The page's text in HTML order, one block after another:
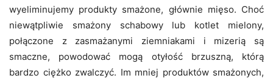
wyeliminujemy produkty smażone, głównie mięso. Choć
niewątpliwie smażony schabowy lub kotlet mielony,
połączone z zasmażanymi ziemniakami i mizerią są
smaczne, powodować mogą otyłość brzuszną, którą
bardzo ciężko zwalczyć. Im mniej produktów smażonych,